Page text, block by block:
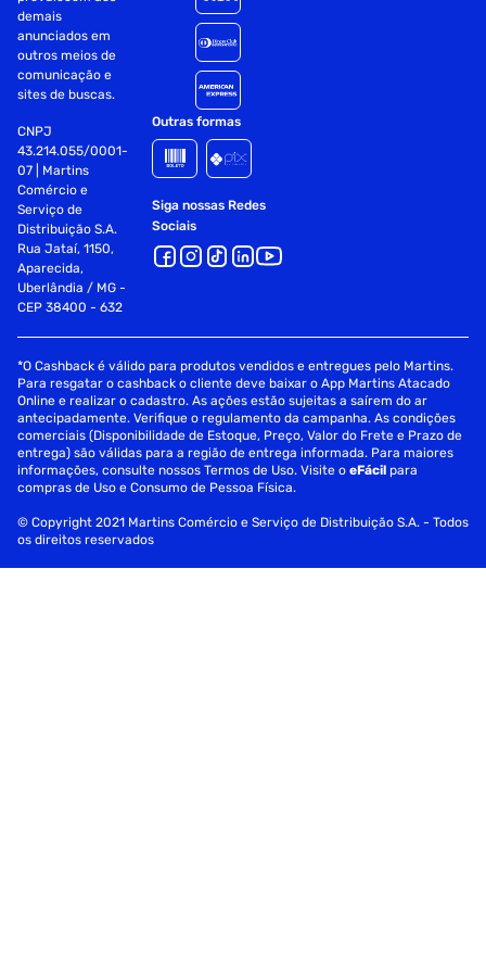
demais
anunciados em
outros meios de
comunicação e
sites de buscas.
CNPJ
43.214.055/0001-
07 | Martins
Comércio e
Serviço de
Distribuição S.A.
Rua Jataí, 1150,
Aparecida,
Uberlândia / MG -
CEP 38400 - 632
Outras formas
Siga nossas Redes
Sociais
*O Cashback é válido para produtos vendidos e entregues pelo Martins.
Para resgatar o cashback o cliente deve baixar o App Martins Atacado
Online e realizar o cadastro. As ações estão sujeitas a saírem do ar
antecipadamente. Verifique o regulamento da campanha. As condições
comerciais (Disponibilidade de Estoque, Preço, Valor do Frete e Prazo de
entrega) são válidas para a região de entrega informada. Para maiores
informações, consulte nossos Termos de Uso. Visite oeFácil para
compras de Uso e Consumo de Pessoa Física.
© Copyright 2021 Martins Comércio e Serviço de Distribuição S.A. - Todos
os direitos reservados